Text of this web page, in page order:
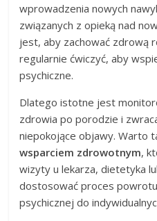
wprowadzenia nowych
związanych z opieką nad
jest, aby zachować zdrową
regularnie ćwiczyć, aby
psychiczne.
Dlatego istotne jest
zdrowia po porodzie i
niepokojące objawy. Warto
wsparciem zdrowotnym,
wizyty u lekarza, dietetyka
dostosować proces
psychicznej do